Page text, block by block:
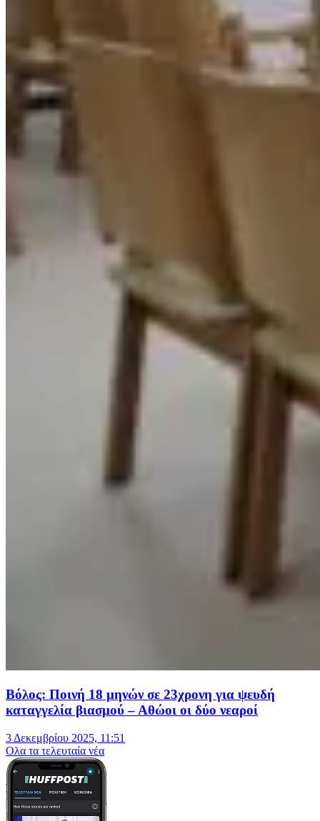
Βόλος: Ποινή 18 μηνών σε 23χρονη για ψευδή
καταγγελία βιασμού – Αθώοι οι δύο νεαροί
3 Δεκεμβρίου 2025, 11:51
Oλα τα τελευταία νέα